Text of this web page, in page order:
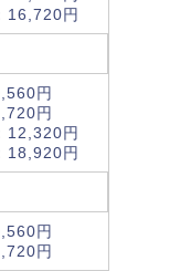
16,720円
円
円
12,320円
18,920円
円
円